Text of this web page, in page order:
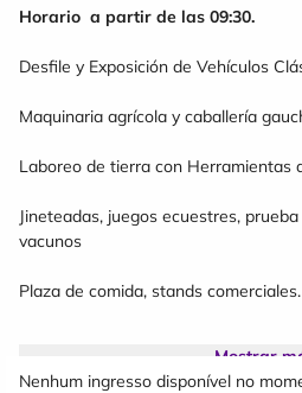
Horario a partir de las 09:30.
Desfile y Exposición de Vehículos
Maquinaria agrícola y caballería
Laboreo de tierra con Herramientas
Jineteadas, juegos ecuestres,
vacunos
Plaza de comida, stands comerciales.
Mostrar
Nenhum ingresso disponível no